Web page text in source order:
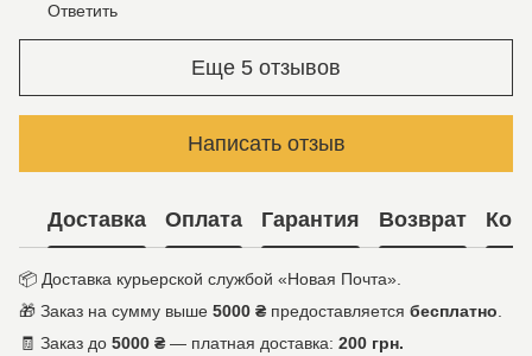
Ответить
Еще 5 отзывов
Написать отзыв
Доставка Оплата Гарантия Возврат
📦 Доставка курьерской службой «Новая Почта».
🎁 Заказ на сумму выше 5000 ₴ предоставляется бесплатно
🧾 Заказ до 5000 ₴ — платная доставка: 200 грн.